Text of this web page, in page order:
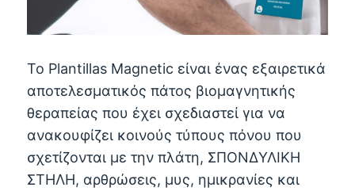
Το Plantillas Magnetic είναι ένας εξαιρετικά
αποτελεσματικός πάτος βιομαγνητικής
θεραπείας που έχει σχεδιαστεί για να
ανακουφίζει κοινούς τύπους πόνου που
σχετίζονται με την πλάτη, ΣΠΟΝΔΥΛΙΚΗ
ΣΤΗΛΗ, αρθρώσεις, μυς, ημικρανίες και